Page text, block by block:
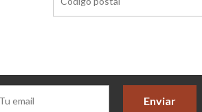
Enviar